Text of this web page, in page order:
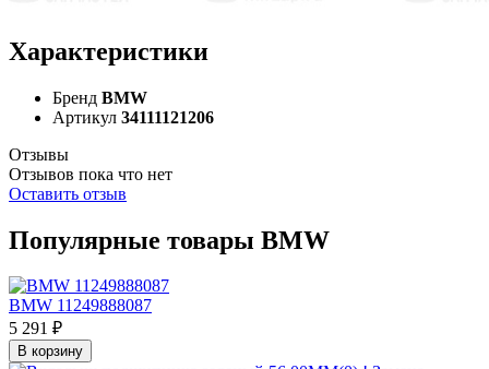
Характеристики
Бренд BMW
Артикул 34111121206
Отзывы
Отзывов пока что нет
Оставить отзыв
Популярные товары BMW
BMW 11249888087
5 291 ₽
В корзину